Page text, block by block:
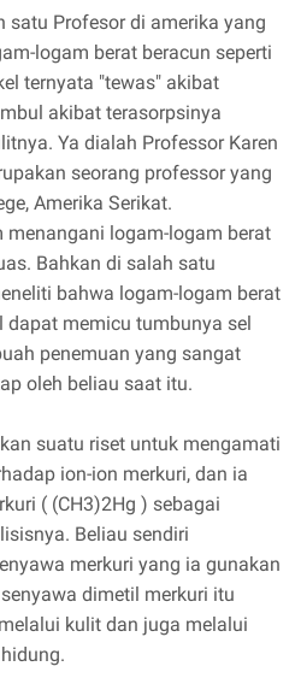
satu Profesor di amerika yang
logam berat beracun seperti
ternyata "tewas" akibat
akibat terasorpsinya
Ya dialah Professor Karen
seorang professor yang
Amerika Serikat.
menangani logam-logam berat
Bahkan di salah satu
bahwa logam-logam berat
dapat memicu tumbunya sel
penemuan yang sangat
oleh beliau saat itu.
suatu riset untuk mengamati
ion-ion merkuri, dan ia
( (CH3)2Hg ) sebagai
Beliau sendiri
merkuri yang ia gunakan
dimetil merkuri itu
kulit dan juga melalui